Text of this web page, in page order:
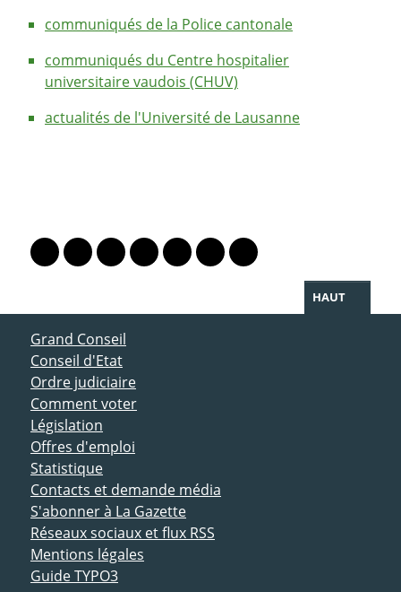
communiqués de la Police cantonale
communiqués du Centre hospitalier
universitaire vaudois (CHUV)
actualités de l'Université de Lausanne
Lien vers le profil Mastodon
Lien vers le profil Bluesky
Lien vers le profil Instagram
Lien vers le profil Linkedin
Lien vers le profil Facebook
Lien vers le profil Twitter
Partager par WhatsApp
HAUT
ACCÈS DIRECT
Grand Conseil
Conseil d'Etat
Ordre judiciaire
Comment voter
Législation
Offres d'emploi
Statistique
Contacts et demande média
S'abonner à La Gazette
Réseaux sociaux et flux RSS
Mentions légales
Guide TYPO3